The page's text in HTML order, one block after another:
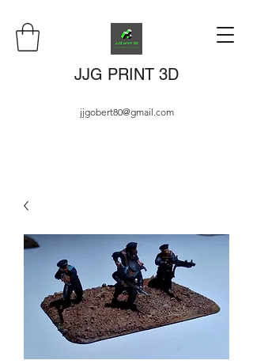
JJG PRINT 3D
jjgobert80@gmail.com